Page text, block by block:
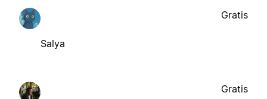
Salya
Gratis
Gratis